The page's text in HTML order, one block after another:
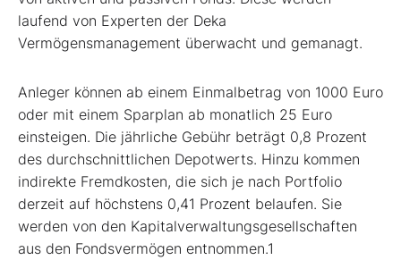
laufend von Experten der Deka
Vermögensmanagement überwacht und gemanagt.
Anleger können ab einem Einmalbetrag von 1000 Euro
oder mit einem Sparplan ab monatlich 25 Euro
einsteigen. Die jährliche Gebühr beträgt 0,8 Prozent
des durchschnittlichen Depotwerts. Hinzu kommen
indirekte Fremdkosten, die sich je nach Portfolio
derzeit auf höchstens 0,41 Prozent belaufen. Sie
werden von den Kapitalverwaltungsgesellschaften
aus den Fondsvermögen entnommen.1